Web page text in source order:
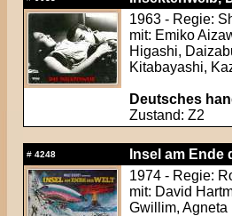
1963 - Regie:
mit: Emiko
Higashi,
Kitabayashi,
Deutsches
Zustand: Z2
# 4248
Insel am Ende
1974 - Regie:
mit: David
Gwillim, Agneta